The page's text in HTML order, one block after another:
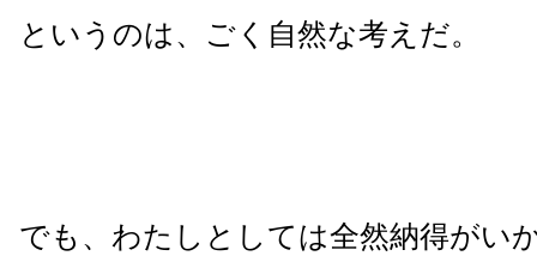
というのは、ごく自然な考えだ。
でも、わたしとしては全然納得がい